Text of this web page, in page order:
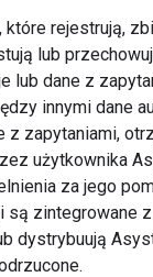
które rejestrują,
lub
lub dane z
innymi dane
z zapytaniami,
użytkownika
za jego
są zintegrowane
dystrybuują